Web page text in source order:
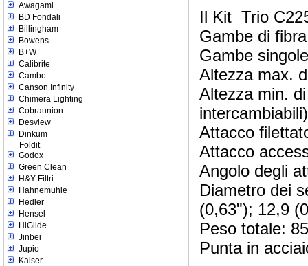
Awagami
BD Fondali
Billingham
Bowens
B+W
Calibrite
Cambo
Canson Infinity
Chimera Lighting
Cobraunion
Desview
Dinkum
Foldit
Godox
Green Clean
H&Y Filtri
Hahnemuhle
Hedler
Hensel
HiGlide
Jinbei
Jupio
Kaiser
Il Kit Trio
Gambe di
Gambe
Altezza max.
Altezza min.
intercambiabili)
Attacco
Attacco
Angolo degli
Diametro dei
(0,63"); 12,9
Peso totale:
Punta in